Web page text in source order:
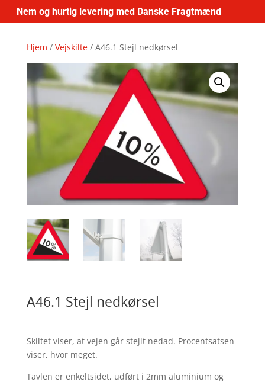
Nem og hurtig levering med Danske Fragtmænd
Hjem / Vejskilte/ A46.1 Stejl nedkørsel
A46.1 Stejl nedkørsel
Skiltet viser, at vejen går stejlt nedad. Procentsatsen
viser, hvor meget.
Tavlen er enkeltsidet, udført i 2mm aluminium og